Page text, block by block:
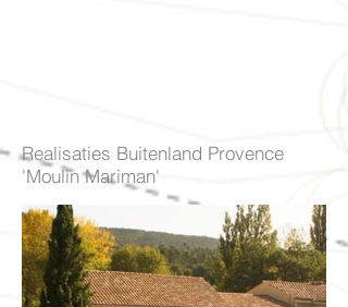
Realisaties Buitenland Provence
'Moulin Mariman'